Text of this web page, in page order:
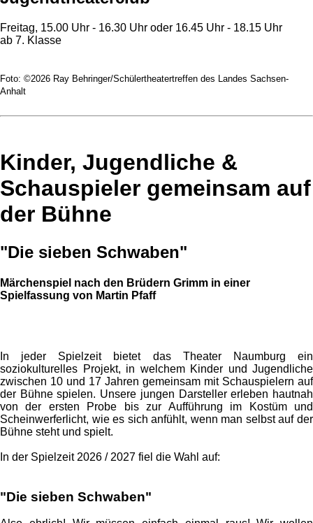
Freitag, 15.00 Uhr - 16.30 Uhr oder 16.45 Uhr - 18.15 Uhr
ab 7. Klasse
Foto: ©2026 Ray Behringer/Schülertheatertreffen des Landes Sachsen-
Anhalt
Kinder, Jugendliche &
Schauspieler gemeinsam auf
der Bühne
"Die sieben Schwaben"
Märchenspiel nach den Brüdern Grimm in einer
Spielfassung von Martin Pfaff
In jeder Spielzeit bietet das Theater Naumburg ein
soziokulturelles Projekt, in welchem Kinder und Jugendliche
zwischen 10 und 17 Jahren gemeinsam mit Schauspielern auf
der Bühne spielen. Unsere jungen Darsteller erleben hautnah
von der ersten Probe bis zur Aufführung im Kostüm und
Scheinwerferlicht, wie es sich anfühlt, wenn man selbst auf der
Bühne steht und spielt.
In der Spielzeit 2026 / 2027 fiel die Wahl auf:
"Die sieben Schwaben"